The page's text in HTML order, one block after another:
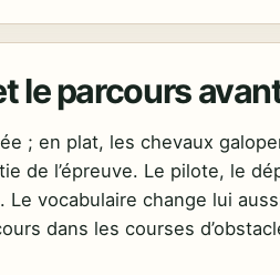
le parcours
; en plat, les chevaux
de l’épreuve. Le pilote, le
Le vocabulaire change lui
dans les courses